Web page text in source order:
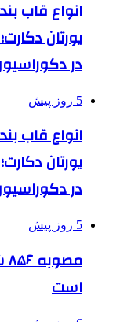
انواع قاب
یورتان
در
5 روز پیش
انواع قاب
یورتان
در
5 روز پیش
است